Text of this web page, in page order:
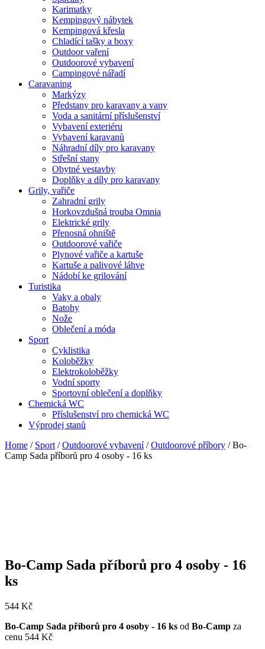
Karimatky
Kempingový nábytek
Kempingová křesla
Chladící tašky a boxy
Outdoor vaření
Outdoorové vybavení
Campingové nářadí
Caravaning
Markýzy
Předstany pro karavany a vany
Voda a sanitární příslušenství
Vybavení exteriéru
Vybavení karavanů
Náhradní díly pro karavany
Střešní stany
Obytné vestavby
Doplňky a díly pro karavany
Grily, vařiče
Zahradní grily
Horkovzdušná trouba Omnia
Elektrické grily
Přenosná ohniště
Outdoorové vařiče
Plynové vařiče a kartuše
Kartuše a palivové láhve
Nádobí ke grilování
Turistika
Vaky a obaly
Batohy
Nože
Oblečení a móda
Sport
Cyklistika
Koloběžky
Elektrokoloběžky
Vodní sporty
Sportovní oblečení a doplňky
Chemická WC
Příslušenství pro chemická WC
Výprodej stanů
Home / Sport /Outdoorové vybavení/Outdoorové příbory / Bo-
Camp Sada příborů pro 4 osoby - 16 ks
Bo-Camp Sada příborů pro 4 osoby - 16
ks
544 Kč
Bo-Camp Sada příborů pro 4 osoby - 16 ks od Bo-Camp za
cenu 544 Kč